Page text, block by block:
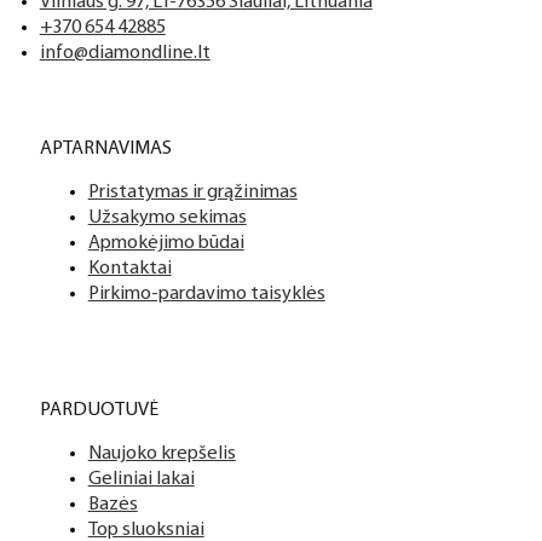
+370 654 42885
info@diamondline.lt
APTARNAVIMAS
Pristatymas ir grąžinimas
Užsakymo sekimas
Apmokėjimo būdai
Kontaktai
Pirkimo-pardavimo taisyklės
PARDUOTUVĖ
Naujoko krepšelis
Geliniai lakai
Bazės
Top sluoksniai